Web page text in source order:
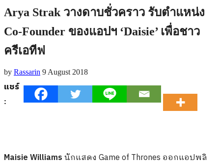
Arya Strak วางดาบชั่วคราว รับตำแหน่ง
Co-Founder ของแอปฯ ‘Daisie’ เพื่อชาว
ครีเอทีฟ
by Rassarin 9 August 2018
แชร์
:
Maisie Williamsนักแสดง Game of Thrones ออกแอปพลิ